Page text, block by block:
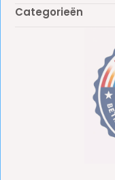
Categorieën